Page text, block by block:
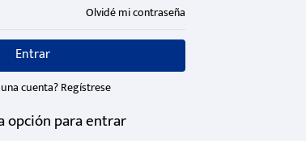
Reebok Fashion
opción para entrar
Olvidé mi contraseña
Entrar
cuenta? Regístrese